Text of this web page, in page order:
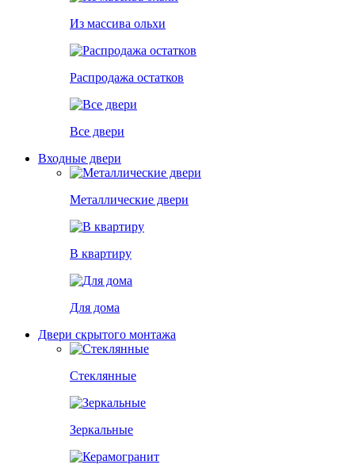
Из массива ольхи
Распродажа остатков
Все двери
Входные двери
Металлические двери
В квартиру
Для дома
Двери скрытого монтажа
Стеклянные
Зеркальные